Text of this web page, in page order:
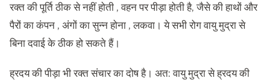
रक्त की पूर्ति ठीक से नहीं होती , वहन पर पीड़ा होती है, जैसे की हाथों और
पैरों का कंपन , अंगों का सुन्न होना , लकवा। ये सभी रोग वायु मुद्रा से
बिना दवाई के ठीक हो सकते हैं।
ह्रदय की पीड़ा भी रक्त संचार का दोष है। अत: वायु मुद्रा से ह्रदय की